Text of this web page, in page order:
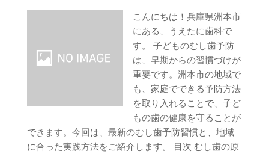
こんにちは！兵庫県洲本市
にある、うえたに歯科で
す。 子どものむし歯予防
は、早期からの習慣づけが
重要です。洲本市の地域で
も、家庭でできる予防方法
を取り入れることで、子ど
もの歯の健康を守ることが
できます。今回は、最新のむし歯予防習慣と、地域
に合った実践方法をご紹介します。 目次 むし歯の原